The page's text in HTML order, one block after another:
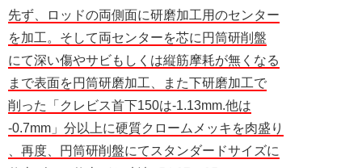
先ず、ロッドの両側面に研磨加工用のセンター
を加工。そして両センターを芯に円筒研削盤
にて深い傷やサビもしくは縦筋摩耗が無くなる
まで表面を円筒研磨加工、また下研磨加工で
削った「クレビス首下150は-1.13mm.他は
-0.7mm」分以上に硬質クロームメッキを肉盛り
、再度、円筒研削盤にてスタンダードサイズに